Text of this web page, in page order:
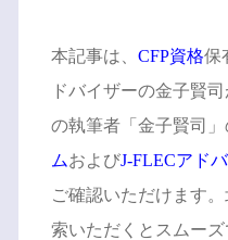
本記事は、 CFP資格保
ドバイザーの金子賢
の執筆者「金子賢司」
ムおよびJ-FLECアド
ご確認いただけます
索いただくとスムーズ